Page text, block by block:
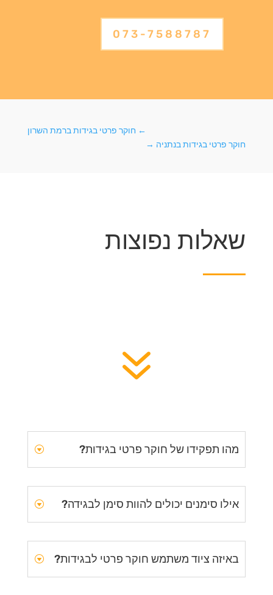
073-7588787
← חוקר פרטי בגידות ברמת השרון
חוקר פרטי בגידות בנתניה →
שאלות נפוצות
7
מהו תפקידו של חוקר פרטי בגידות?
אילו סימנים יכולים להוות סימן לבגידה?
באיזה ציוד משתמש חוקר פרטי לבגידות?